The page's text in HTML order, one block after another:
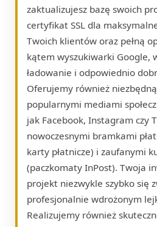
zaktualizujesz bazę swoich
certyfikat SSL dla
Twoich klientów oraz pełną
kątem wyszukiwarki Google,
ładowanie i odpowiednio
Oferujemy również
popularnymi mediami
jak Facebook, Instagram czy
nowoczesnymi bramkami
karty płatnicze) i zaufanymi
(paczkomaty InPost). Twoja
projekt niezwykle szybko się
profesjonalnie wdrożonym
Realizujemy również